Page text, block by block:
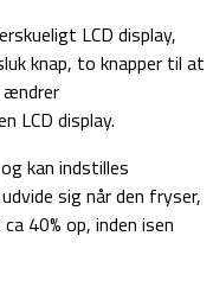
LCD display,
knap, to knapper til at
ændrer
LCD display.
kan indstilles
sig når den fryser,
40% op, inden isen